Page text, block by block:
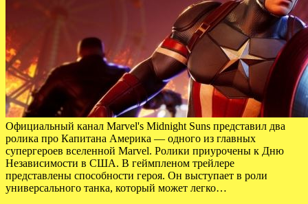
Официальный канал Marvel's Midnight Suns представил два
ролика про Капитана Америка — одного из главных
супергероев вселенной Marvel. Ролики приурочены к Дню
Независимости в США. В геймпленом трейлере
представлены способности героя. Он выступает в роли
универсального танка, который может легко…